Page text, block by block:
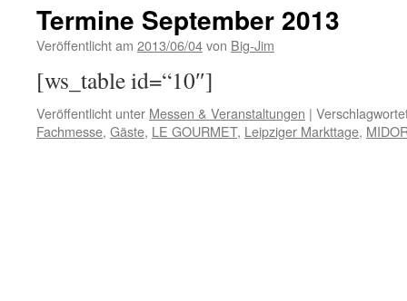
Termine September 2013
Veröffentlicht am 2013/06/04von Big-Jim
[ws_table id=“10″]
Veröffentlicht unter Messen & Veranstaltungen |
Fachmesse, Gäste, LE GOURMET, Leipziger Markttage,